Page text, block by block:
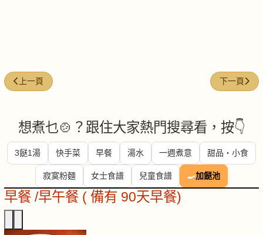
上一篇文章: 牛脷酥的靈魂
上一頁 下一篇文章
下一頁
想煮乜🍲？跟住大家熱門搜尋看，按👇
3餸1湯 快手菜 早餐 湯水 一週煮意 甜品・小食
寂寞粉麵 女士食譜 兒童食譜 🍳加餸池
早餐 /早午餐 ( 備有 90天早餐)